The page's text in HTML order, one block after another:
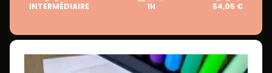
INTERMÉDIAIRE 1H 54,05 €